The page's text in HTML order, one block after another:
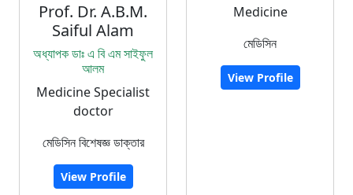
Prof. Dr. A.B.M.
Saiful Alam
অধ্যাপক ডাঃ এ বি এম সাইফুল
আলম
Medicine Specialist
doctor
মেডিসিন বিশেষজ্ঞ ডাক্তার
View Profile
Medicine
মেডিসিন
View Profile